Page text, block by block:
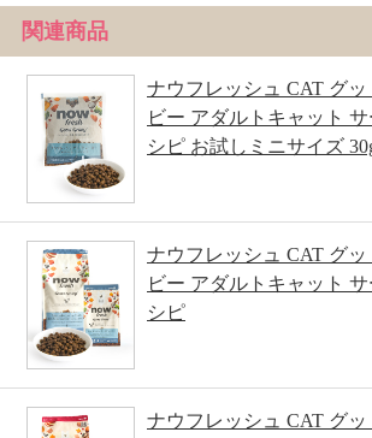
関連商品
ナウフレッシュ CAT グッ
ビー アダルトキャット
シピ お試しミニサイズ
ナウフレッシュ CAT グッ
ビー アダルトキャット
シピ
ナウフレッシュ CAT グッ